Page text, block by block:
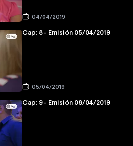
04/04/2019
Cap: 8 - Emisión 05/04/2019
05/04/2019
Cap: 9 - Emisión 08/04/2019